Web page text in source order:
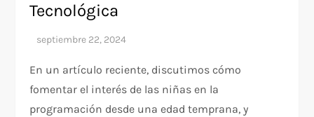
Tecnológica
En un artículo reciente, discutimos cómo
fomentar el interés de las niñas en la
programación desde una edad temprana, y